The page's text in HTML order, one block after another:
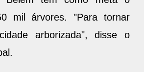
Belém tem como meta o
mil árvores. "Para tornar
arborizada", disse o